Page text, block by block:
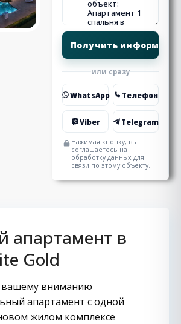
или сразу
WhatsApp Телефон
Viber Telegram
Нажимая кнопку, вы
соглашаетесь на
обработку данных для
связи по этому объекту.
апартамент в
Gold
вашему вниманию
апартамент с одной
жилом комплексе